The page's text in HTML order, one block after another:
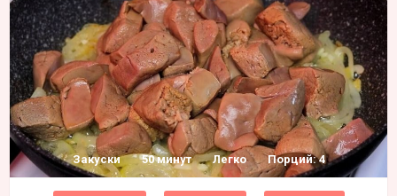
Закуски 50 минут Легко Порций: 4